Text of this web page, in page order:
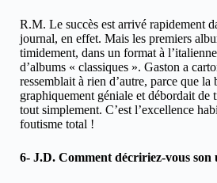
R.M. Le succès est arrivé rapidement
journal, en effet. Mais les premiers
timidement, dans un format à
d’albums « classiques ». Gaston a
ressemblait à rien d’autre, parce que la
graphiquement géniale et débordait de
tout simplement. C’est l’excellence
foutisme total !
6- J.D. Comment décririez-vous son